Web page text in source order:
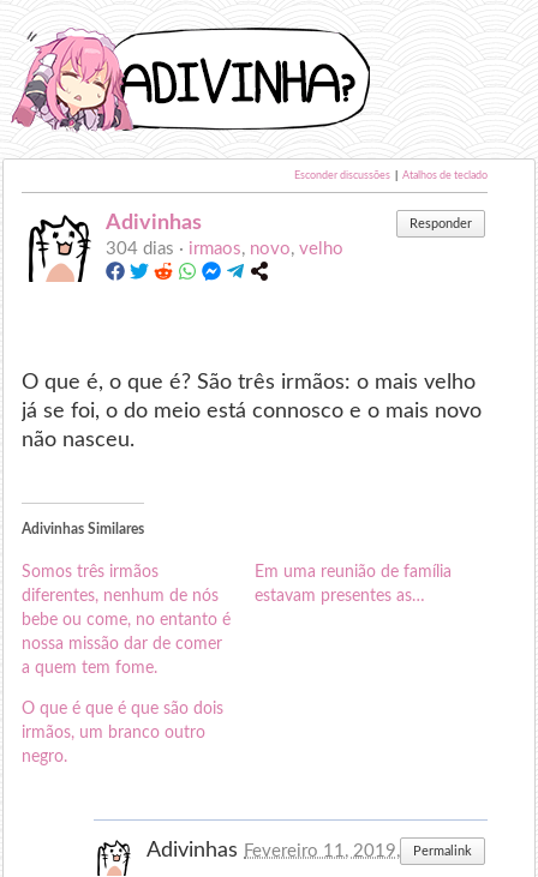
Esconder discussões Atalhos de teclado
Adivinhas Responder
304 dias · irmaos, novo,velho
O que é, o que é? São três irmãos: o mais velho
já se foi, o do meio está connosco e o mais novo
não nasceu.
Adivinhas Similares
Somos três irmãos
diferentes, nenhum de nós
bebe ou come, no entanto é
nossa missão dar de comer
a quem tem fome.
Em uma reunião de família
estavam presentes as…
O que é que é que são dois
irmãos, um branco outro
negro.
Adivinhas Fevereiro 11, 2019, às 17:00
Permalink